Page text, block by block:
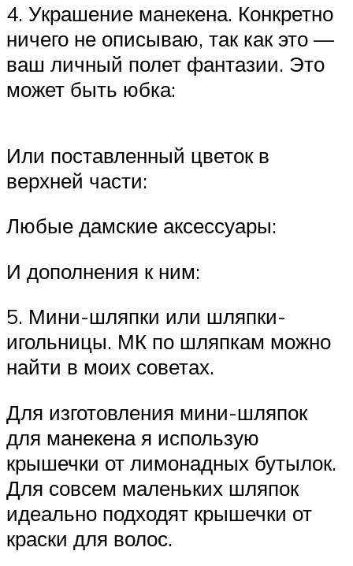
4. Украшение манекена. Конкретно
ничего не описываю, так как это —
ваш личный полет фантазии. Это
может быть юбка:
Или поставленный цветок в
верхней части:
Любые дамские аксессуары:
И дополнения к ним:
5. Мини-шляпки или шляпки-
игольницы. МК по шляпкам можно
найти в моих советах.
Для изготовления мини-шляпок
для манекена я использую
крышечки от лимонадных бутылок.
Для совсем маленьких шляпок
идеально подходят крышечки от
краски для волос.